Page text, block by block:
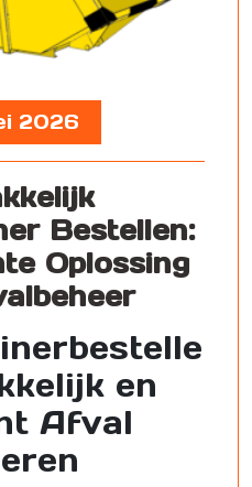
2026
Bestellen:
Oplossing
en
Afval